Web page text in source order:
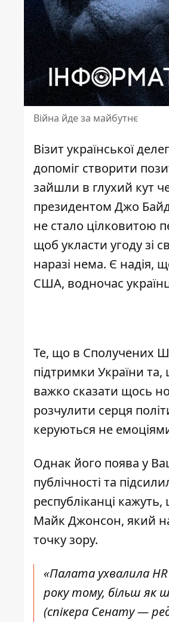
Війна йде за майбутнє
Візит української
допоміг створити
зайшли в глухий кут
президентом Джо
не стало цілковитою
щоб укласти угоду зі
наразі нема. Є надія,
США, водночас
Те, що в Сполучених
підтримки України
важко сказати щось
розчулити серця
керуються не
Однак його поява у
публічності та
республіканці
Майк Джонсон, який
точку зору.
«Палата ухвалила
року тому, більш як
(спікера Сенату —